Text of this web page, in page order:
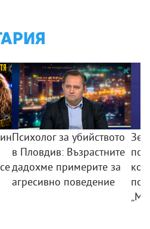
Психолог за убийството
в Пловдив: Възрастните
дадохме примерите за
агресивно поведение